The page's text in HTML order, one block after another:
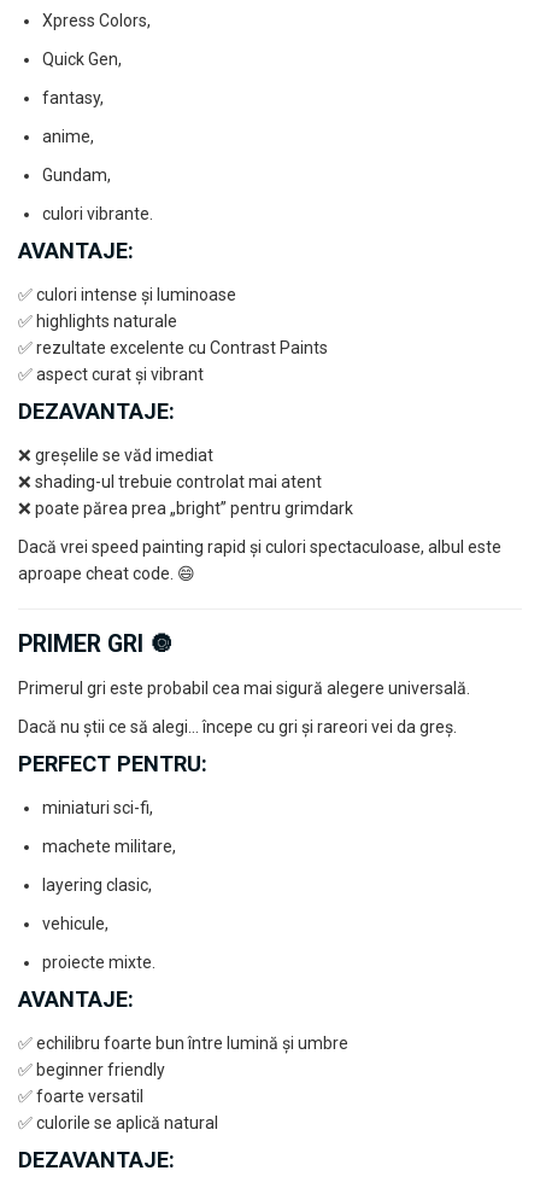
Markere Vopsea Tamiya
Vallejo
Seturi de vopsele Vallejo
Vallejo Acrylic Textures
Vopsea la sticluta
Vallejo Liquid Gold
Vallejo Weathering Effects
Vallejo Model Wash
Vallejo Metal Color
AK Interactive
Creioane Weathering
Auxiliare
Auxiliare & Diluanti
Solutii Weathering
Accesorii diorama
Vegetatie
Materiale pentru sol
Apa Diorama
The Army Painter
Accesorii pictura The Army Painter
Seturi Vopsele
Spray
Speedpaint Markers
Xpress Colors,
Quick Gen,
fantasy,
anime,
Gundam,
culori vibrante.
AVANTAJE:
✅ culori intense și luminoase
✅ highlights naturale
✅ rezultate excelente cu Contrast Paints
✅ aspect curat și vibrant
DEZAVANTAJE:
❌ greșelile se văd imediat
❌ shading-ul trebuie controlat mai atent
❌ poate părea prea „bright” pentru grimdark
Dacă vrei speed painting rapid și culori spectaculoase, albul este
aproape cheat code. 😄
PRIMER GRI 🔘
Primerul gri este probabil cea mai sigură alegere universală.
Dacă nu știi ce să alegi… începe cu gri și rareori vei da greș.
PERFECT PENTRU:
miniaturi sci-fi,
machete militare,
layering clasic,
vehicule,
proiecte mixte.
AVANTAJE:
✅ echilibru foarte bun între lumină și umbre
✅ beginner friendly
✅ foarte versatil
✅ culorile se aplică natural
DEZAVANTAJE: